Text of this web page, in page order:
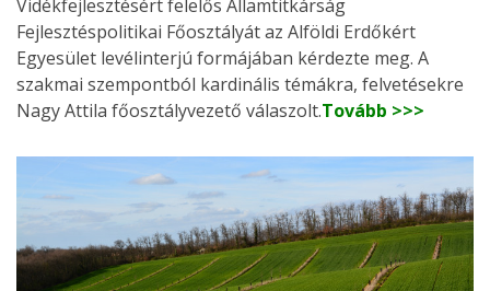
Vidékfejlesztésért felelős Államtitkárság
Fejlesztéspolitikai Főosztályát az Alföldi Erdőkért
Egyesület levélinterjú formájában kérdezte meg. A
szakmai szempontból kardinális témákra, felvetésekre
Nagy Attila főosztályvezető válaszolt.Tovább >>>